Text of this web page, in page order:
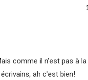
comme il n'est pas à
ah c'est bien!